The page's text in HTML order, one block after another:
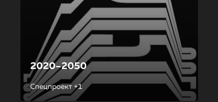
2020–2050
Спецпроект +1